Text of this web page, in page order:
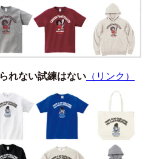
れない試練はない （リンク）